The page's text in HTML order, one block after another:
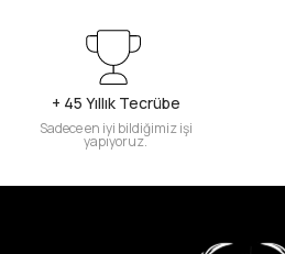
+ 45 Yıllık Tecrübe
Sadece en iyi bildiğimiz işi
yapıyoruz.